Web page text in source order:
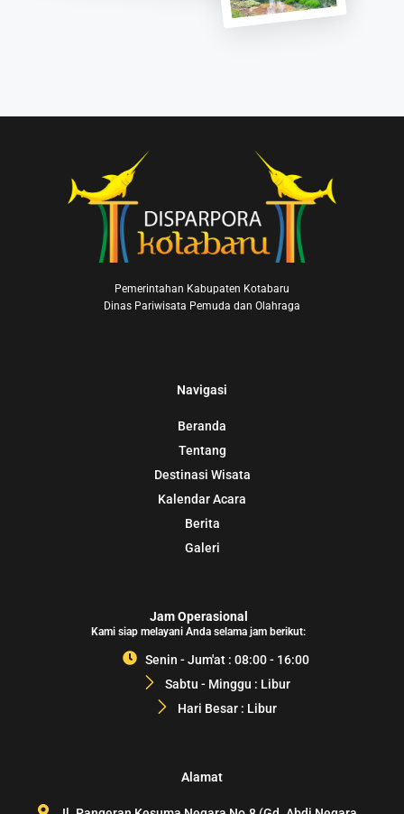
Pemerintahan Kabupaten Kotabaru
Dinas Pariwisata Pemuda dan Olahraga
Navigasi
Beranda
Tentang
Destinasi Wisata
Kalendar Acara
Berita
Galeri
Jam Operasional
Kami siap melayani Anda selama jam berikut:
Senin - Jum'at : 08:00 - 16:00
Sabtu - Minggu : Libur
Hari Besar : Libur
Alamat